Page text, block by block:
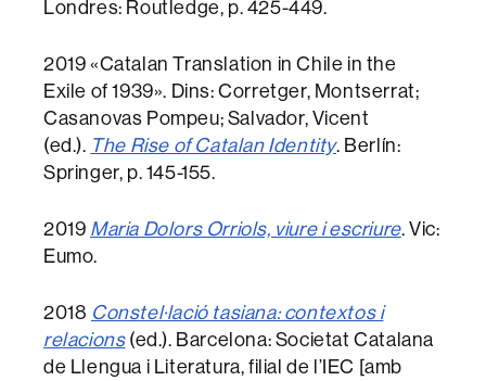
Londres: Routledge, p. 425-449.
2019 «Catalan Translation in Chile in the
Exile of 1939». Dins: Corretger, Montserrat;
Casanovas Pompeu; Salvador, Vicent
(ed.). The Rise of Catalan Identity. Berlín:
Springer, p. 145-155.
2019 Maria Dolors Orriols, viure i escriure. Vic:
Eumo.
2018 Constel·lació tasiana: contextos i
relacions(ed.). Barcelona: Societat Catalana
de Llengua i Literatura, filial de l’IEC [amb